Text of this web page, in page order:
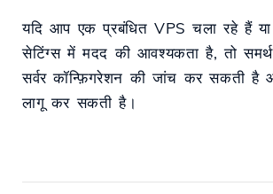
यदि आप एक प्रबंधित VPS चला रहे हैं
सेटिंग्स में मदद की आवश्यकता है, तो
सर्वर कॉन्फ़िगरेशन की जांच कर सकती है
लागू कर सकती है।